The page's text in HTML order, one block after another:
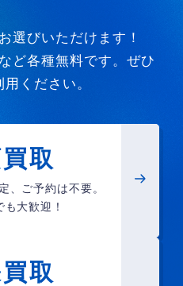
選びいただけます！
ど各種無料です。ぜひ
ください。
取
、ご予約は不要。
大歓迎！
取